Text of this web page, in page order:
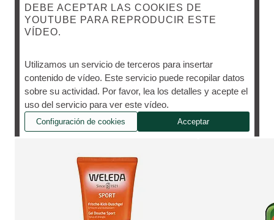
DEBE ACEPTAR LAS COOKIES DE
YOUTUBE PARA REPRODUCIR ESTE
VÍDEO.
Utilizamos un servicio de terceros para insertar
contenido de vídeo. Este servicio puede recopilar datos
sobre su actividad. Por favor, lea los detalles y acepte el
uso del servicio para ver este vídeo.
Configuración de cookies Acceptar
TOP
Una ducha relajante con el Gel de Árnica y un
automasaje con un Aceite 100% natural